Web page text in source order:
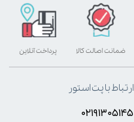
پرداخت آنلاین ضمانت اصالت کالا
ارتباط با پت استور
۰۲۱۹۱۳۰۵۱۴۵